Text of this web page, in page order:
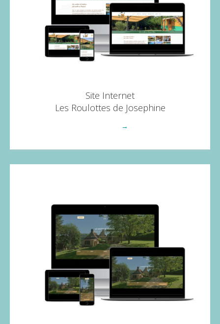
Site Internet
Les Roulottes de Josephine
→